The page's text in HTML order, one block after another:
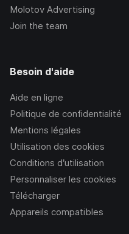
Molotov Advertising
Join the team
Besoin d'aide
Aide en ligne
Politique de confidentialité
Mentions légales
Utilisation des cookies
Conditions d’utilisation
Personnaliser les cookies
Télécharger
Appareils compatibles